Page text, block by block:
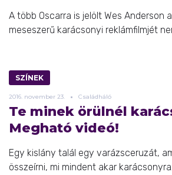
A több Oscarra is jelölt Wes Anderson
meseszerű karácsonyi reklámfilmjét
SZÍNEK
2016. november 23. Családháló
Te minek örülnél
Megható videó!
Egy kislány talál egy varázsceruzát,
összeírni, mi mindent akar